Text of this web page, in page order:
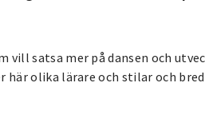
satsa mer på dansen och
olika lärare och stilar och